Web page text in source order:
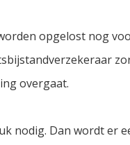
opgelost nog
overgaat.
nodig. Dan wordt er